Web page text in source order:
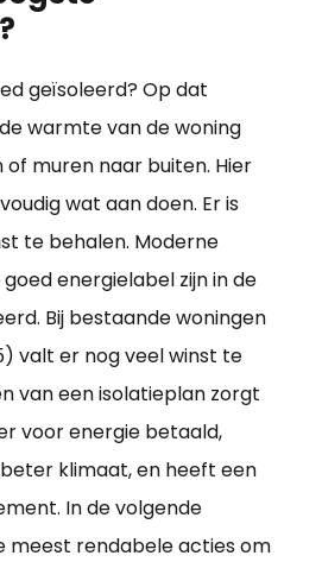
geïsoleerd? Op dat
warmte van de woning
muren naar buiten. Hier
wat aan doen. Er is
te behalen. Moderne
energielabel zijn in de
Bij bestaande woningen
valt er nog veel winst te
van een isolatieplan zorgt
voor energie betaald,
klimaat, en heeft een
In de volgende
meest rendabele acties om